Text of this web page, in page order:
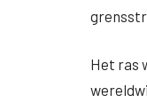
Het ras